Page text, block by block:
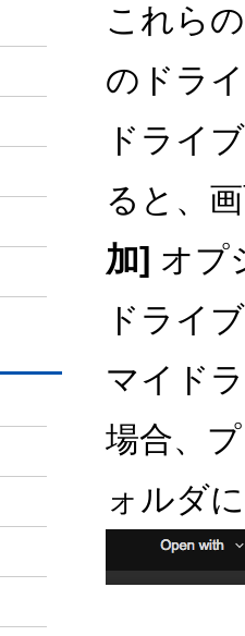
これら
のドラ
ドライ
ると、
加] オプ
ドライ
マイド
場合、
ォルダ